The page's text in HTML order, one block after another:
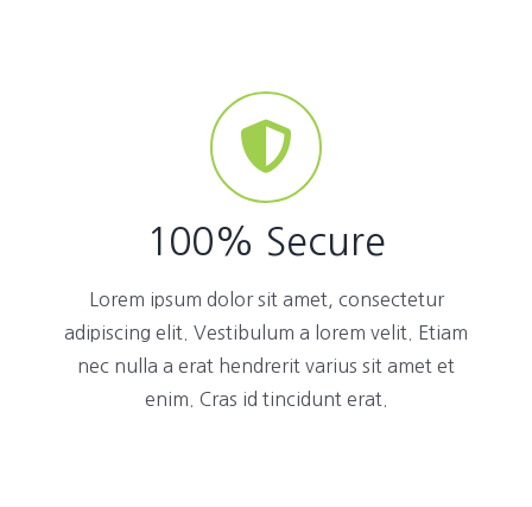
100% Secure
Lorem ipsum dolor sit amet, consectetur
adipiscing elit. Vestibulum a lorem velit. Etiam
nec nulla a erat hendrerit varius sit amet et
enim. Cras id tincidunt erat.